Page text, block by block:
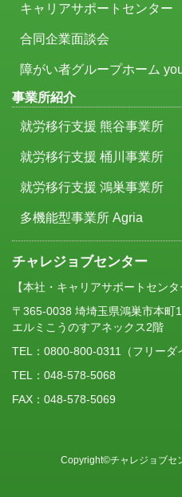
キャリアサポートセンター
合同企業面談会
障がい者グループホーム
事業所紹介
就労移行支援 熊谷事業所
就労移行支援 桶川事業所
就労移行支援 鴻巣事業所
多機能型事業所 Agria
チャレジョブセンター
【本社・キャリアサポートセンタ
〒365-0038 埼埼玉県鴻巣市本町
エルミこうのすアネックス2階
TEL： 0800-800-0311
（フリーダ
TEL：048-578-5068
FAX：048-578-5069
Copyright©チャレジョブセ